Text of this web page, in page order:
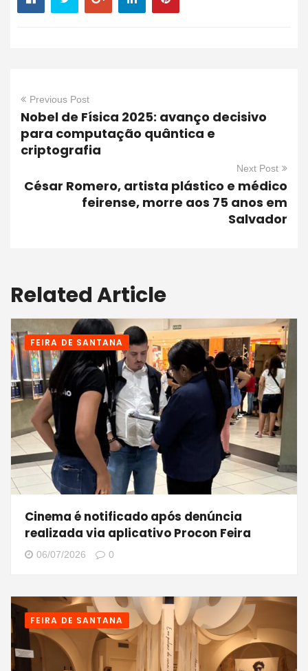
Previous Post
Nobel de Física 2025: avanço decisivo
para computação quântica e
criptografia
Next Post
César Romero, artista plástico e médico
feirense, morre aos 75 anos em
Salvador
Related Article
FEIRA DE SANTANA
Cinema é notificado após denúncia
realizada via aplicativo Procon Feira
06/07/2026 0
FEIRA DE SANTANA